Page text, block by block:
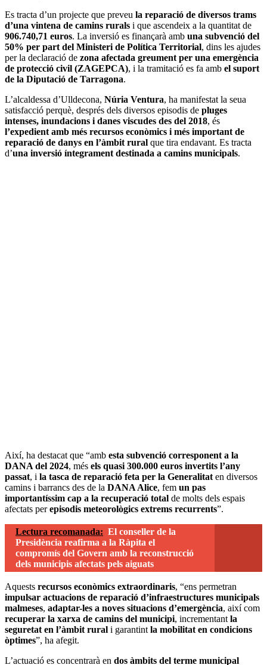
Es tracta d’un projecte que preveu la reparació de diversos trams
d’una vintena de camins rurals i que ascendeix a la quantitat de
906.740,71 euros. La inversió es finançarà amb una subvenció del
50% per part del Ministeri de Política Territorial, dins les ajudes
per la declaració de zona afectada greument per una emergència
de protecció civil (ZAGEPCA), i la tramitació es fa amb el suport
de la Diputació de Tarragona.
L’alcaldessa d’Ulldecona, Núria Ventura, ha manifestat la seua
satisfacció perquè, després dels diversos episodis de pluges
intenses, inundacions i danes viscudes des del 2018, és
l’expedient amb més recursos econòmics i més important de
reparació de danys en l’àmbit rural que tira endavant. Es tracta
d’una inversió íntegrament destinada a camins municipals.
Així, ha destacat que “amb esta subvenció corresponent a la
DANA del 2024, més els quasi 300.000 euros invertits l’any
passat, i la tasca de reparació feta per la Generalitat en diversos
camins i barrancs des de la DANA Alice, fem un pas
importantíssim cap a la recuperació total de molts dels espais
afectats perepisodis meteorològics extrems recurrents”.
Lectura recomanada: El conseller de la
Presidència reafirma a la Ràpita el
compromís del Govern amb la reconstrucció
dels municipis afectats pels aiguats
Aquests recursos econòmics extraordinaris, “ens permetran
impulsar actuacions de reparació d’infraestructures municipals
malmeses, adaptar-les a noves situacions d’emergència, així com
recuperar la xarxa de camins del municipi, incrementant la
seguretat en l’àmbit rural i garantint la mobilitat en condicions
òptimes”, ha afegit.
L’actuació es concentrarà en dos àmbits del terme municipal